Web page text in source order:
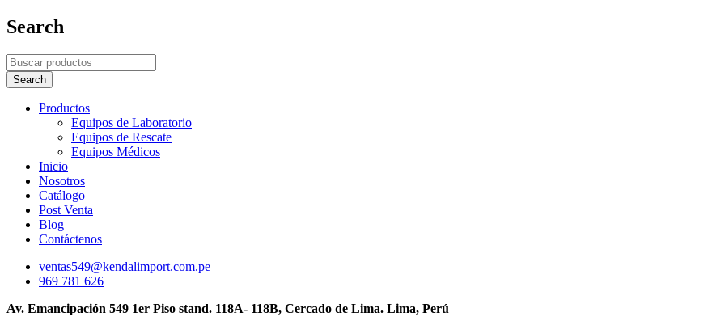
Search
Productos
Equipos de Laboratorio
Equipos de Rescate
Equipos Médicos
Inicio
Nosotros
Catálogo
Post Venta
Blog
Contáctenos
ventas549@kendalimport.com.pe
969 781 626
Av. Emancipación 549 1er Piso stand. 118A- 118B, Cercado de Lima. Lima, Perú